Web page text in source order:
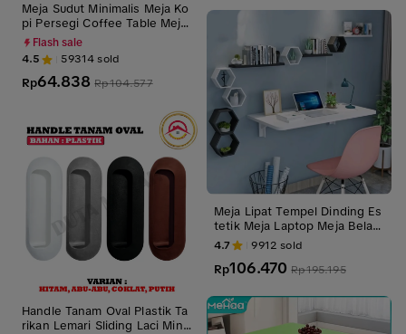
Meja Sudut Minimalis Meja Ko
pi Persegi Coffee Table Meja
Ngopi Meja Majala Serbaguna
Vintage Dekorasi Interior Ru
mah Kantor Office Home Stuf
f
Flash sale
4.5 59314sold
Rp64.838 Rp104.577
Handle Tanam Oval Plastik Ta
rikan Lemari Sliding Laci Mini
Meja Lipat Tempel Dinding Es
tetik Meja Laptop Meja Belaja
r portable meja dinding
4.7 9912 sold
Rp106.470 Rp195.195